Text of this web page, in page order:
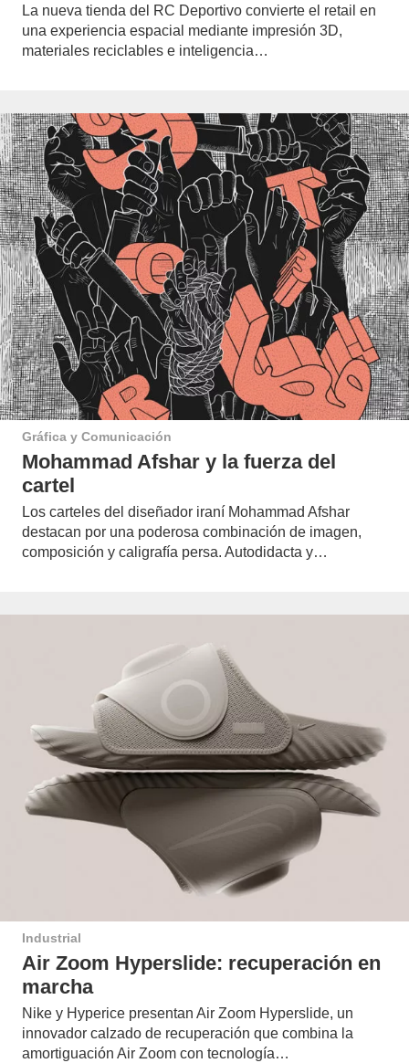
La nueva tienda del RC Deportivo convierte el retail en
una experiencia espacial mediante impresión 3D,
materiales reciclables e inteligencia…
Gráfica y Comunicación
Mohammad Afshar y la fuerza del
cartel
Los carteles del diseñador iraní Mohammad Afshar
destacan por una poderosa combinación de imagen,
composición y caligrafía persa. Autodidacta y…
Industrial
Air Zoom Hyperslide: recuperación en
marcha
Nike y Hyperice presentan Air Zoom Hyperslide, un
innovador calzado de recuperación que combina la
amortiguación Air Zoom con tecnología…